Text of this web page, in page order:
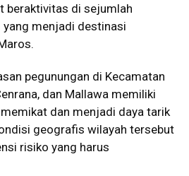
beraktivitas di sejumlah
menjadi destinasi
pegunungan di Kecamatan
dan Mallawa memiliki
dan menjadi daya tarik
geografis wilayah tersebut
risiko yang harus